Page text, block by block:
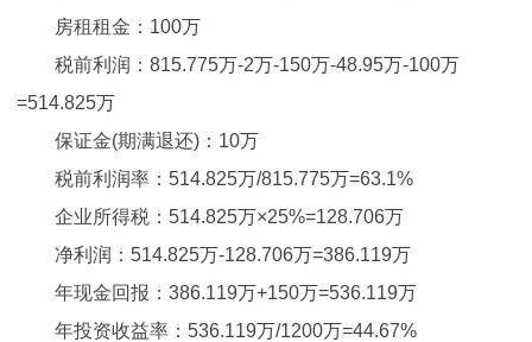
房租租金：100万
税前利润：815.775万-2万-150万-48.95万-100万
=514.825万
保证金(期满退还)：10万
税前利润率：514.825万/815.775万=63.1%
企业所得税：514.825万×25%=128.706万
净利润：514.825万-128.706万=386.119万
年现金回报：386.119万+150万=536.119万
年投资收益率：536.119万/1200万=44.67%